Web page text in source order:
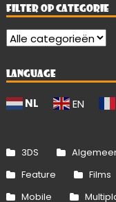
FILTER OP CATEGORIE
LANGUAGE
NL EN
3DS
Feature
Films
Mobile